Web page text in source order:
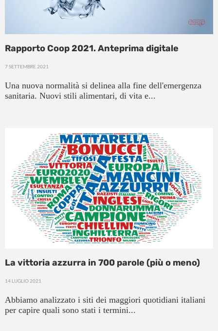
Rapporto Coop 2021. Anteprima digitale
7 SETTEMBRE 2021
Una nuova normalità si delinea alla fine dell'emergenza
sanitaria. Nuovi stili alimentari, di vita e...
La vittoria azzurra in 700 parole (più o meno)
14 LUGLIO 2021
Abbiamo analizzato i siti dei maggiori quotidiani italiani
per capire quali sono stati i termini...